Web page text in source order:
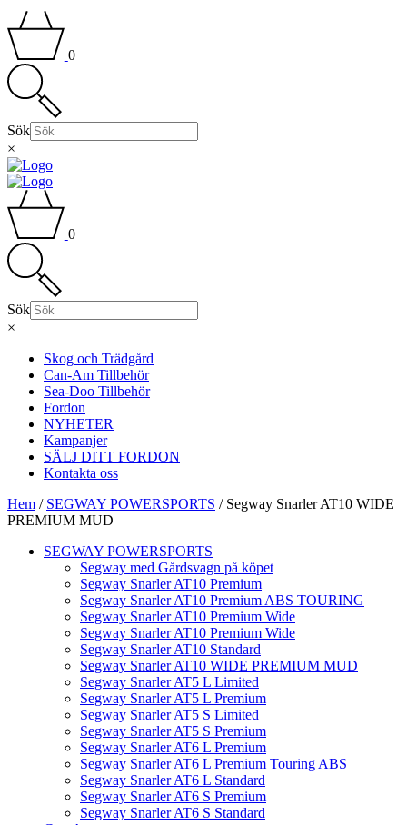
0
Sök
×
0
Sök
×
Skog och Trädgård
Can-Am Tillbehör
Sea-Doo Tillbehör
Fordon
NYHETER
Kampanjer
SÄLJ DITT FORDON
Kontakta oss
Hem / SEGWAY POWERSPORTS / Segway Snarler AT10 WIDE
PREMIUM MUD
SEGWAY POWERSPORTS
Segway med Gårdsvagn på köpet
Segway Snarler AT10 Premium
Segway Snarler AT10 Premium ABS TOURING
Segway Snarler AT10 Premium Wide
Segway Snarler AT10 Premium Wide
Segway Snarler AT10 Standard
Segway Snarler AT10 WIDE PREMIUM MUD
Segway Snarler AT5 L Limited
Segway Snarler AT5 L Premium
Segway Snarler AT5 S Limited
Segway Snarler AT5 S Premium
Segway Snarler AT6 L Premium
Segway Snarler AT6 L Premium Touring ABS
Segway Snarler AT6 L Standard
Segway Snarler AT6 S Premium
Segway Snarler AT6 S Standard